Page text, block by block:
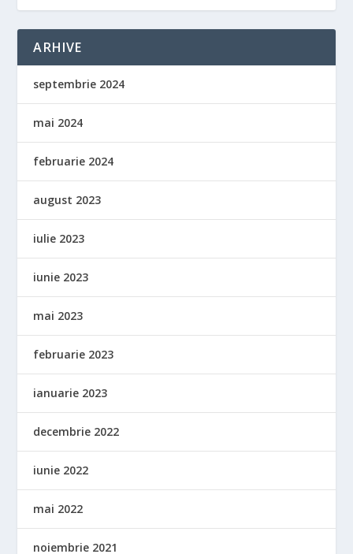
ARHIVE
septembrie 2024
mai 2024
februarie 2024
august 2023
iulie 2023
iunie 2023
mai 2023
februarie 2023
ianuarie 2023
decembrie 2022
iunie 2022
mai 2022
noiembrie 2021